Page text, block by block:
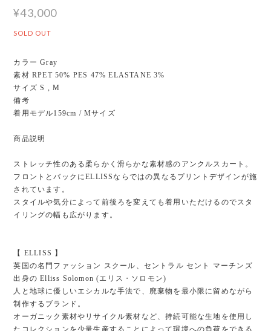
¥43,000
SOLD OUT
カラー Gray
素材 RPET 50% PES 47% ELASTANE 3%
サイズ S , M
備考
着用モデル159cm / Mサイズ
商品説明
ストレッチ性のある柔らかく滑らかな素材感のアンクルスカート。
フロントとバックにELLISSならではの異なるプリントデザインが施
されています。
スタイルや気分によって前後ろを変えても着用いただけるのでスタ
イリングの幅も広がります。
【 ELLISS 】
英国の名門ファッション スクール、セントラル セント マーチンズ
出身の Elliss Solomon (エリス・ソロモン)
人と地球に優しいエシカルな手法で、廃棄物を最小限に留めながら
制作するブランド。
オーガニック素材やリサイクル素材など、持続可能な生地を使用し
たコレクションを少量生産することによって環境への負荷をできる